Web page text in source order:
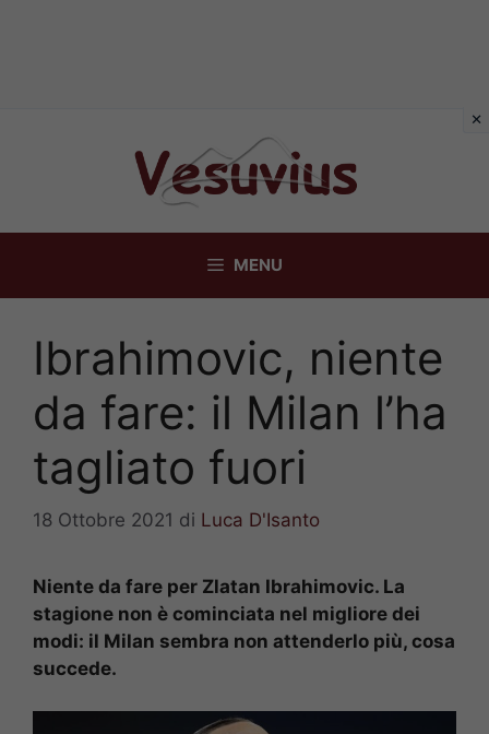
MENU
Ibrahimovic, niente
da fare: il Milan l’ha
tagliato fuori
18 Ottobre 2021 di Luca D'Isanto
Niente da fare per Zlatan Ibrahimovic. La
stagione non è cominciata nel migliore dei
modi: il Milan sembra non attenderlo più, cosa
succede.